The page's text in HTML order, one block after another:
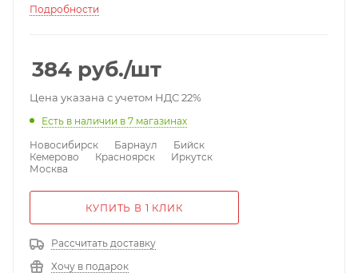
-50 +60°; С131х41,5 мм; 0,13 кг.
Подробности
384 руб./шт
Цена указана с учетом НДС 22%
Есть в наличии в 7 магазинах
Новосибирск
Барнаул
Бийск
Кемерово
Красноярск
Иркутск
Москва
КУПИТЬ В 1 КЛИК
Рассчитать доставку
Хочу в подарок